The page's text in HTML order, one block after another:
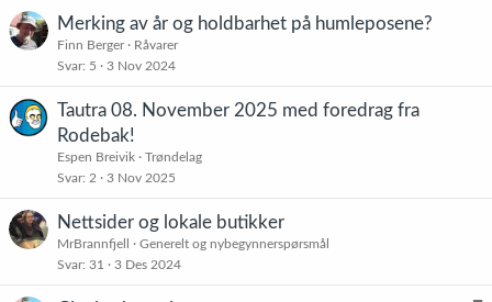
Merking av år og holdbarhet på humleposene?
Finn Berger
Råvarer
Svar 5 3 Nov 2024
Tautra 08. November 2025 med foredrag fra
Rodebak!
Espen Breivik
Trøndelag
Svar 2 3 Nov 2025
Nettsider og lokale butikker
MrBrannfjell
Generelt og nybegynnerspørsmål
Svar 31 3 Des 2024